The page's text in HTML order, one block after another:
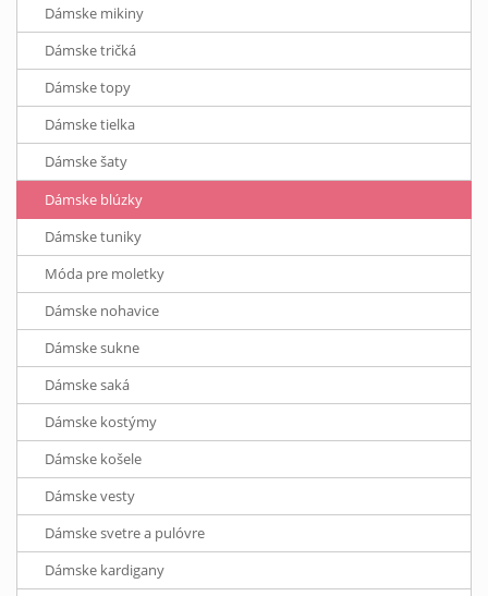
Dámske mikiny
Dámske tričká
Dámske topy
Dámske tielka
Dámske šaty
Dámske blúzky
Dámske tuniky
Móda pre moletky
Dámske nohavice
Dámske sukne
Dámske saká
Dámske kostýmy
Dámske košele
Dámske vesty
Dámske svetre a pulóvre
Dámske kardigany